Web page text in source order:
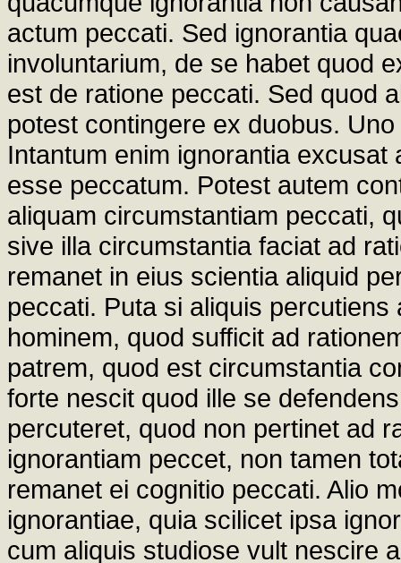
actum peccati. Sed ignorantia
involuntarium, de se habet quod
est de ratione peccati. Sed quod
potest contingere ex duobus.
Intantum enim ignorantia
esse peccatum. Potest autem
aliquam circumstantiam peccati,
sive illa circumstantia faciat ad
remanet in eius scientia aliquid
peccati. Puta si aliquis
hominem, quod sufficit ad
patrem, quod est circumstantia
forte nescit quod ille se
percuteret, quod non pertinet ad
ignorantiam peccet, non tamen
remanet ei cognitio peccati. Alio
ignorantiae, quia scilicet ipsa
cum aliquis studiose vult nescire